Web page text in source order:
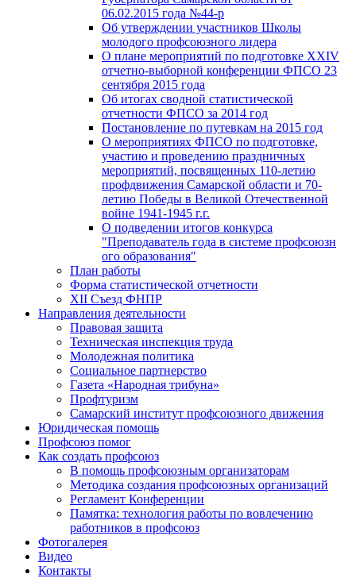
06.02.2015 года №44-р
Об утверждении участников Школы
молодого профсоюзного лидера
О плане мероприятий по подготовке XXIV
отчетно-выборной конференции ФПСО 23
сентября 2015 года
Об итогах сводной статистической
отчетности ФПСО за 2014 год
Постановление по путевкам на 2015 год
О мероприятиях ФПСО по подготовке,
участию и проведению праздничных
мероприятий, посвященных 110-летию
профдвижения Самарской области и 70-
летию Победы в Великой Отечественной
войне 1941-1945 г.г.
О подведении итогов конкурса
"Преподаватель года в системе профсоюзн
ого образования"
План работы
Форма статистической отчетности
XII Съезд ФНПР
Направления деятельности
Правовая защита
Техническая инспекция труда
Молодежная политика
Социальное партнерство
Газета «Народная трибуна»
Профтуризм
Самарский институт профсоюзного движения
Юридическая помощь
Профсоюз помог
Как создать профсоюз
В помощь профсоюзным организаторам
Методика создания профсоюзных организаций
Регламент Конференции
Памятка: технология работы по вовлечению
работников в профсоюз
Фотогалерея
Видео
Контакты